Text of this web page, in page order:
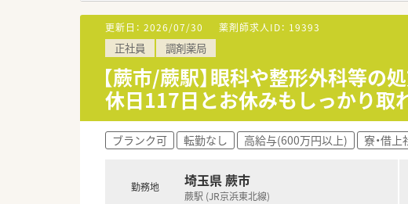
■その他にも、管理部門や商品部門等の
■在宅実施店舗は年々増加しており、在宅
■育児休暇は3歳まで取得が可能で、時短
■年間休日が120日とワークライフバラン
■日用品から常備薬まで、従業員割引制度
更新日： 2026/07/30 薬剤師求人ID： 19393
正社員 調剤薬局
【蕨市/蕨駅】眼科や整形外科等
休日117日とお休みもしっかり取
ブランク可 転勤なし 高給与(600万円以上) 寮・借上
勤務地 埼玉県 蕨市
蕨駅 (JR京浜東北線)